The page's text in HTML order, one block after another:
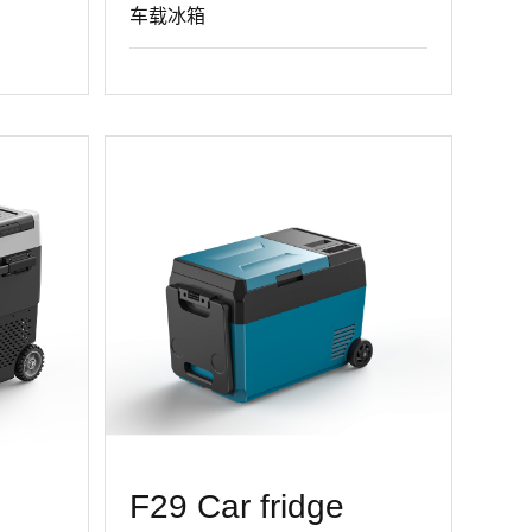
车载冰箱
F29 Car fridge